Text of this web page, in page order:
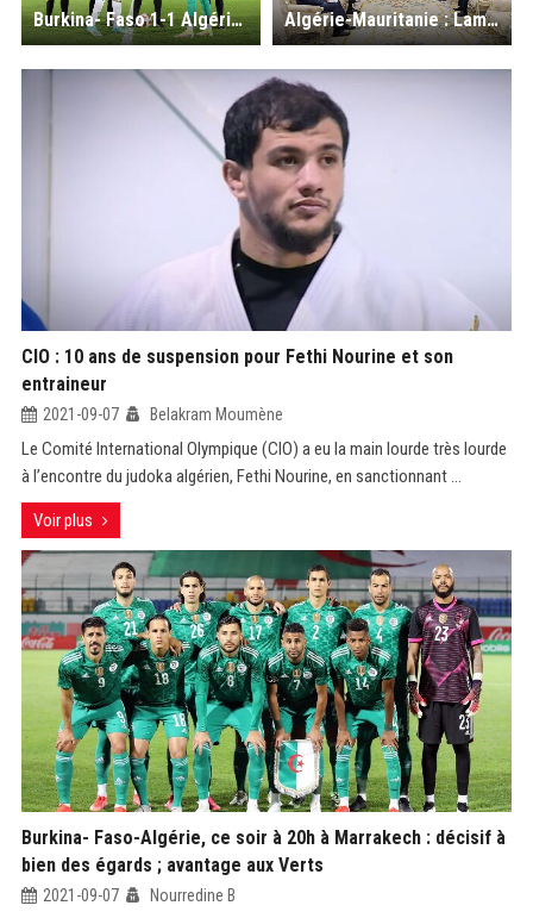
Burkina- Faso 1-1 Algérie : pale copie des Verts, qui préservent l’essentiel Algérie-Mauritanie : Lamamra reçu à Nouakchott par le Président mauritanien
CIO : 10 ans de suspension pour Fethi Nourine et son
entraineur
2021-09-07 Belakram Moumène
Le Comité International Olympique (CIO) a eu la main lourde très lourde
à l’encontre du judoka algérien, Fethi Nourine, en sanctionnant ...
Voir plus
Burkina- Faso-Algérie, ce soir à 20h à Marrakech : décisif à
bien des égards ; avantage aux Verts
2021-09-07 Nourredine B